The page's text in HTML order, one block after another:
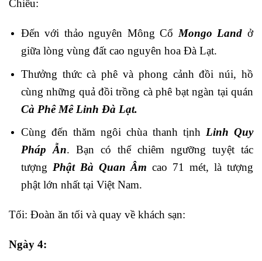
Chiều:
Đến với thảo nguyên Mông Cổ Mongo Land ở
giữa lòng vùng đất cao nguyên hoa Đà Lạt.
Thưởng thức cà phê và phong cảnh đồi núi, hồ
cùng những quả đồi trồng cà phê bạt ngàn tại quán
Cà Phê Mê Linh Đà Lạt.
Cùng đến thăm ngôi chùa thanh tịnh Linh Quy
Pháp Ẫn. Bạn có thể chiêm ngưỡng tuyệt tác
tượng Phật Bà Quan Âm cao 71 mét, là tượng
phật lớn nhất tại Việt Nam.
Tối: Đoàn ăn tối và quay về khách sạn:
Ngày 4: